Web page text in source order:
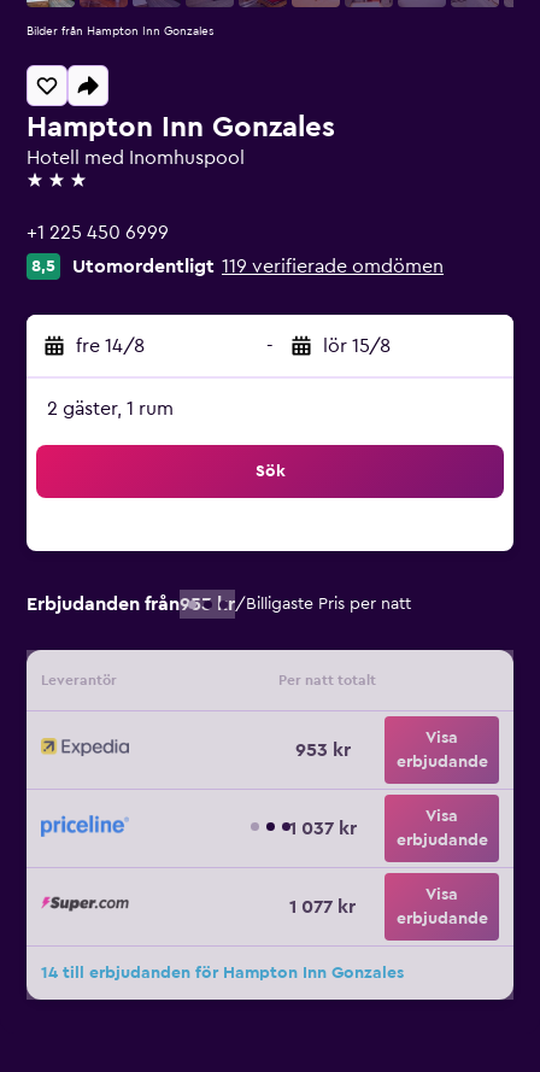
Hampton Inn Gonzales
Hotell med Inomhuspool
3 stjärnor
+1 225 450 6999
8,5 Utomordentligt 119 verifierade omdömen
fre 14/8 - lör 15/8
2 gäster, 1 rum
Sök
Erbjudanden från953 kr/ Billigaste Pris per natt
Leverantör Per natt totalt
953 kr
Visa
erbjudande
1 037 kr
Visa
erbjudande
1 077 kr
Visa
erbjudande
14 till erbjudanden för Hampton Inn Gonzales
Bilder från Hampton Inn Gonzales